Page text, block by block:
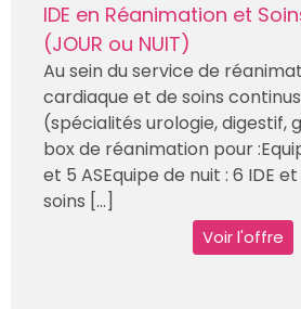
IDE en Réanimation et
(JOUR ou NUIT)
Au sein du service de
cardiaque et de soins
(spécialités urologie, digestif,
box de réanimation pour
et 5 ASEquipe de nuit : 6 IDE et
soins [...]
Voir l'offre